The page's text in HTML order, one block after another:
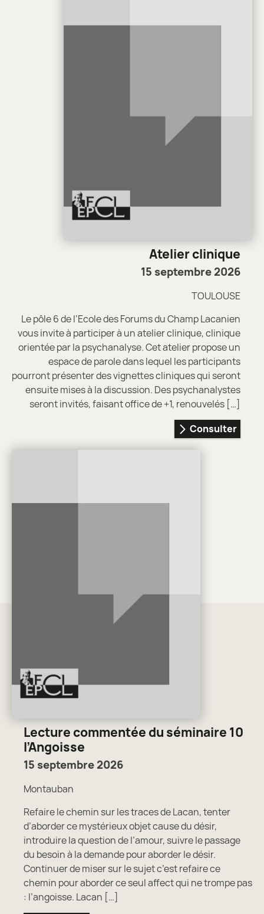
Atelier clinique
15 septembre 2026
TOULOUSE
Le pôle 6 de l’Ecole des Forums du Champ Lacanien
vous invite à participer à un atelier clinique, clinique
orientée par la psychanalyse. Cet atelier propose un
espace de parole dans lequel les participants
pourront présenter des vignettes cliniques qui seront
ensuite mises à la discussion. Des psychanalystes
seront invités, faisant office de +1, renouvelés […]
Consulter
Lecture commentée du séminaire 10
l’Angoisse
15 septembre 2026
Montauban
Refaire le chemin sur les traces de Lacan, tenter
d’aborder ce mystérieux objet cause du désir,
introduire la question de l’amour, suivre le passage
du besoin à la demande pour aborder le désir.
Continuer de miser sur le sujet c’est refaire ce
chemin pour aborder ce seul affect qui ne trompe pas
: l’angoisse. Lacan […]